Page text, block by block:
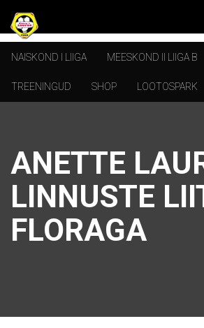
NAISKOND I LIIGA MEESKOND II LIIGA B
TREENINGUD SHOP LOOTOSPARK
ANETTE
LINNUSTE
FLORAGA